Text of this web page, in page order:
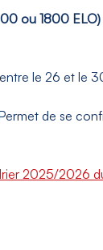
ou 1800
le 26 et le
de se
2025/2026